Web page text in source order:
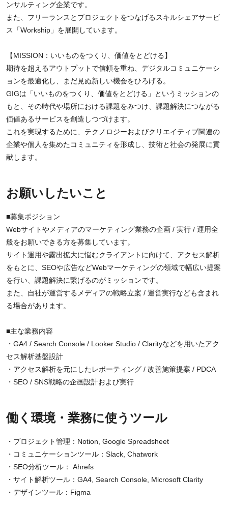
ンサルティング企業です。
また、フリーランスとプロジェクトをつなげるスキルシェアサービ
ス「Workship」を展開しています。
【MISSION：いいものをつくり、価値をとどける】
期待を超えるアウトプットで信頼を重ね、デジタルコミュニケーシ
ョンを最適化し、まだ見ぬ新しい機会をひろげる。
GIGは「いいものをつくり、価値をとどける」というミッションの
もと、その時代や場所における課題をみつけ、課題解決につながる
価値あるサービスを創造しつづけます。
これを実現するために、テクノロジーおよびクリエイティブ関連の
企業や個人を集めたコミュニティを形成し、技術と社会の発展に貢
献します。
お願いしたいこと
■募集ポジション
Webサイトやメディアのマーケティング業務の企画 / 実行 / 運用全
般をお願いできる方を募集しています。
サイト運用や露出拡大に悩むクライアントに向けて、アクセス解析
をもとに、SEOや広告などWebマーケティングの領域で幅広い提案
を行い、課題解決に繋げるのがミッションです。
また、自社が運営するメディアの戦略立案 / 運営実行なども含まれ
る場合があります。
■主な業務内容
・GA4 / Search Console / Looker Studio / Clarityなどを用いたアク
セス解析基盤設計
・アクセス解析を元にしたレポーティング / 改善施策提案 / PDCA
・SEO / SNS戦略の企画設計および実行
働く環境・業務に使うツール
・プロジェクト管理：Notion, Google Spreadsheet
・コミュニケーションツール：Slack, Chatwork
・SEO分析ツール： Ahrefs
・サイト解析ツール：GA4, Search Console, Microsoft Clarity
・デザインツール：Figma